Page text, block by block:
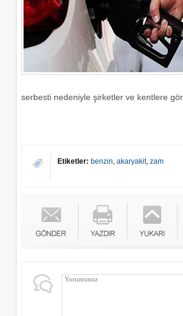
serbesti nedeniyle şirketler ve kentlere
Etiketler: benzin, akaryakit, zam